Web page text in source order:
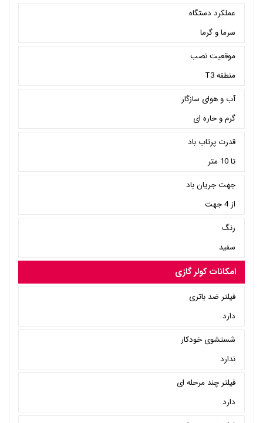
عملکرد دستگاه
سرما و گرما
موقعیت نصب
منطقه T3
آب و هوای سازگار
گرم و حاره ای
قدرت پرتاب باد
تا 10 متر
جهت جریان باد
از 4 جهت
رنگ
سفید
امکانات کولر گازی
فیلتر ضد باتری
دارد
شستشوی خودکار
ندارد
فیلتر چند مرحله ای
دارد